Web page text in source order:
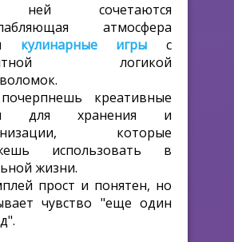
сочетаются
атмосфера
кулинарные игры с
логикой
креативные
для хранения и
которые
использовать в
жизни.
прост и понятен, но
чувство "еще один